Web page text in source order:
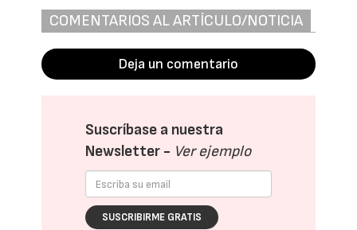
COMENTARIOS AL ARTÍCULO/NOTICIA
Deja un comentario
Suscríbase a nuestra
Newsletter - Ver ejemplo
SUSCRIBIRME GRATIS